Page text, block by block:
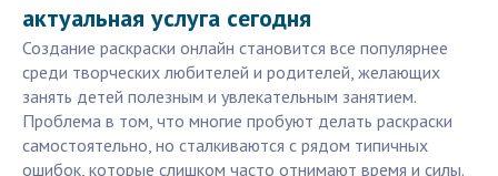
актуальная услуга сегодня
Создание раскраски онлайн становится все популярнее
среди творческих любителей и родителей, желающих
занять детей полезным и увлекательным занятием.
Проблема в том, что многие пробуют делать раскраски
самостоятельно, но сталкиваются с рядом типичных
ошибок, которые слишком часто отнимают время и силы.